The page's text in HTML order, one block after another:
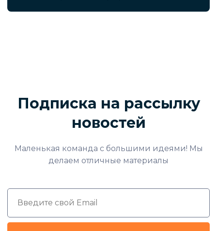
Подписка на рассылку
новостей
Маленькая команда с большими идеями! Мы
делаем отличные материалы